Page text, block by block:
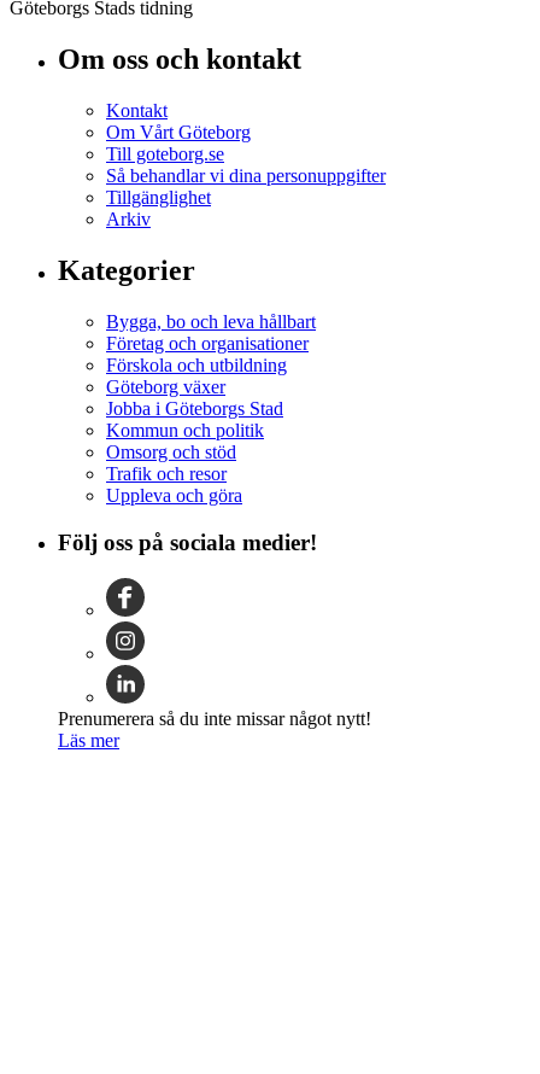
Göteborgs Stads tidning
Om oss och kontakt
Kontakt
Om Vårt Göteborg
Till goteborg.se
Så behandlar vi dina personuppgifter
Tillgänglighet
Arkiv
Kategorier
Bygga, bo och leva hållbart
Företag och organisationer
Förskola och utbildning
Göteborg växer
Jobba i Göteborgs Stad
Kommun och politik
Omsorg och stöd
Trafik och resor
Uppleva och göra
Följ oss på sociala medier!
Prenumerera så du inte missar något nytt!
Läs mer